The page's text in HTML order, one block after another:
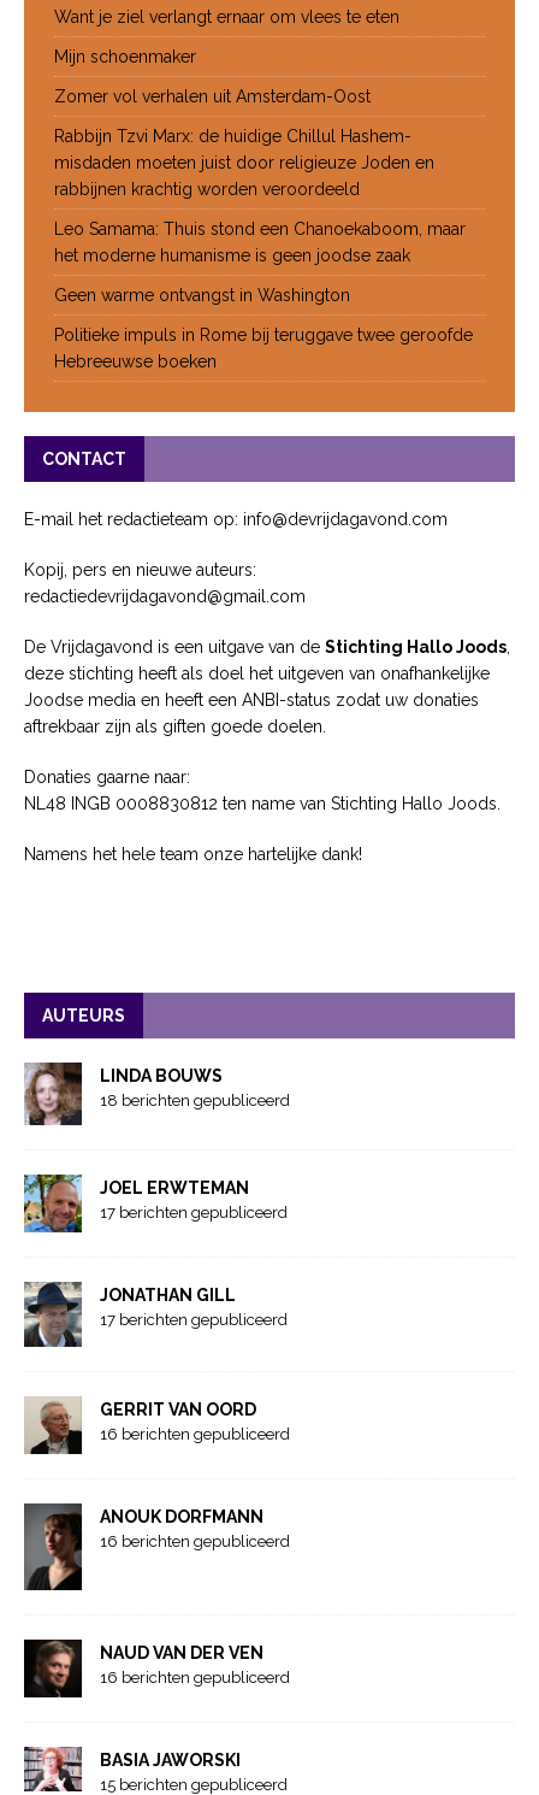
Want je ziel verlangt ernaar om vlees te eten
Mijn schoenmaker
Zomer vol verhalen uit Amsterdam-Oost
Rabbijn Tzvi Marx: de huidige Chillul Hashem-
misdaden moeten juist door religieuze Joden en
rabbijnen krachtig worden veroordeeld
Leo Samama: Thuis stond een Chanoekaboom, maar
het moderne humanisme is geen joodse zaak
Geen warme ontvangst in Washington
Politieke impuls in Rome bij teruggave twee geroofde
Hebreeuwse boeken
CONTACT
E-mail het redactieteam op: info@devrijdagavond.com
Kopij, pers en nieuwe auteurs:
redactiedevrijdagavond@gmail.com
De Vrijdagavond is een uitgave van de Stichting Hallo Joods
deze stichting heeft als doel het uitgeven van onafhankelijke
Joodse media en heeft een ANBI-status zodat uw donaties
aftrekbaar zijn als giften goede doelen.
Donaties gaarne naar:
NL48 INGB 0008830812 ten name van Stichting Hallo Joods.
Namens het hele team onze hartelijke dank!
AUTEURS
LINDA BOUWS
18 berichten gepubliceerd
JOEL ERWTEMAN
17 berichten gepubliceerd
JONATHAN GILL
17 berichten gepubliceerd
GERRIT VAN OORD
16 berichten gepubliceerd
ANOUK DORFMANN
16 berichten gepubliceerd
NAUD VAN DER VEN
16 berichten gepubliceerd
BASIA JAWORSKI
15 berichten gepubliceerd